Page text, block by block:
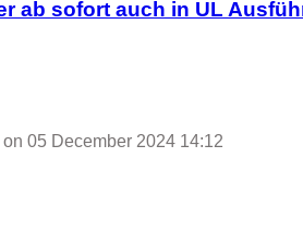
ab sofort auch in UL
on 05 December 2024 14:12